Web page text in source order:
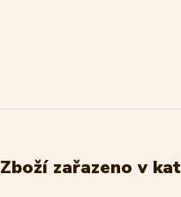
Zboží zařazeno v